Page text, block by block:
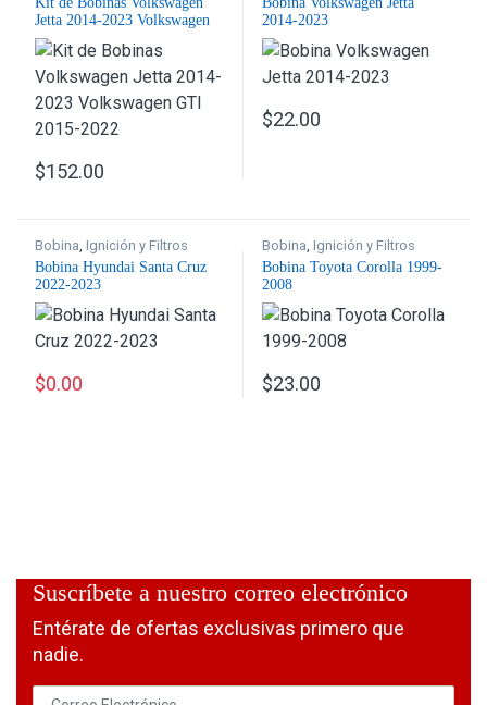
Jetta 2014-2023 Volkswagen
GTI 2015-2022
$152.00
2014-2023
$22.00
Bobina ,Ignición y Filtros
Bobina Hyundai Santa Cruz
2022-2023
$0.00
Bobina ,Ignición y Filtros
Bobina Toyota Corolla 1999-
2008
$23.00
Suscríbete a nuestro correo electrónico
Entérate de ofertas exclusivas primero que
nadie.